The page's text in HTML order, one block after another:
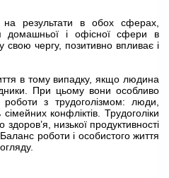
результати в обох сферах,
домашньої і офісної сфери в
свою чергу, позитивно впливає і
в тому випадку, якщо людина
При цьому вони особливо
з трудоголізмом: люди,
конфліктів. Трудоголіки
низької продуктивності
роботи і особистого життя